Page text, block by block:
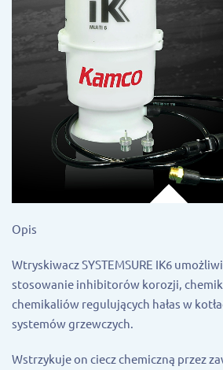
Opis
Wtryskiwacz SYSTEMSURE IK6
stosowanie inhibitorów korozji,
chemikaliów regulujących hałas w
systemów grzewczych.
Wstrzykuje on ciecz chemiczną przez